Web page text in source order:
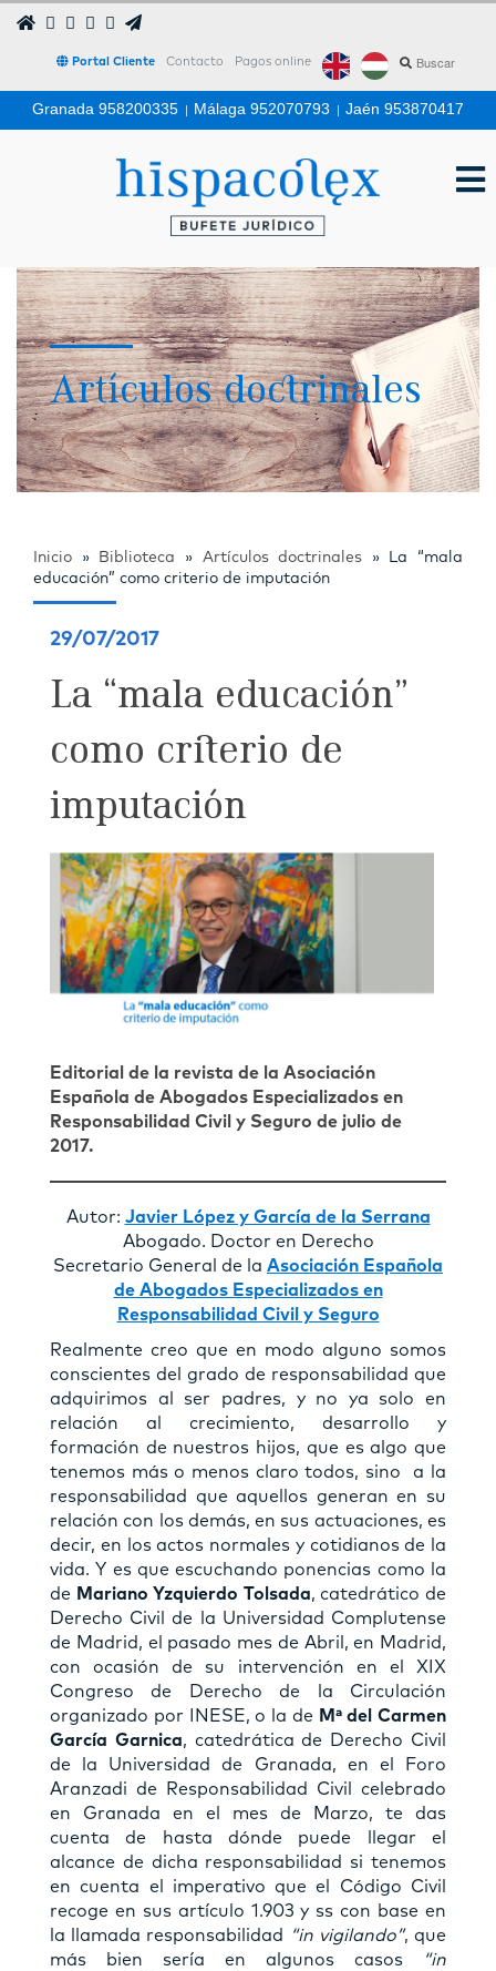
Portal Cliente Contacto Pagos online
Granada 958200335 | Málaga 952070793 | Jaén 953870417
Artículos doctrinales
Inicio » Biblioteca » Artículos doctrinales »
La “mala
educación” como criterio de imputación
29/07/2017
La “mala educación”
como criterio de
imputación
Editorial de la revista de la Asociación
Española de Abogados Especializados en
Responsabilidad Civil y Seguro de julio de
2017.
Autor: Javier López y García de la Serrana
Abogado. Doctor en Derecho
Secretario General de la Asociación Española
de Abogados Especializados en
Responsabilidad Civil y Seguro
Realmente creo que en modo alguno somos
conscientes del grado de responsabilidad que
adquirimos al ser padres, y no ya solo en
relación al crecimiento, desarrollo y
formación de nuestros hijos, que es algo que
tenemos más o menos claro todos, sino a la
responsabilidad que aquellos generan en su
relación con los demás, en sus actuaciones, es
decir, en los actos normales y cotidianos de la
vida. Y es que escuchando ponencias como la
de Mariano Yzquierdo Tolsada, catedrático de
Derecho Civil de la Universidad Complutense
de Madrid, el pasado mes de Abril, en Madrid,
con ocasión de su intervención en el XIX
Congreso de Derecho de la Circulación
organizado por INESE, o la de Mª del Carmen
García Garnica, catedrática de Derecho Civil
de la Universidad de Granada, en el Foro
Aranzadi de Responsabilidad Civil celebrado
en Granada en el mes de Marzo, te das
cuenta de hasta dónde puede llegar el
alcance de dicha responsabilidad si tenemos
en cuenta el imperativo que el Código Civil
recoge en sus artículo 1.903 y ss con base en
la llamada responsabilidad
“in vigilando”, que
más bien sería en algunos casos
“in